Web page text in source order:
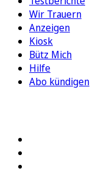
Wir Trauern
Anzeigen
Kiosk
Bütz Mich
Hilfe
Abo kündigen